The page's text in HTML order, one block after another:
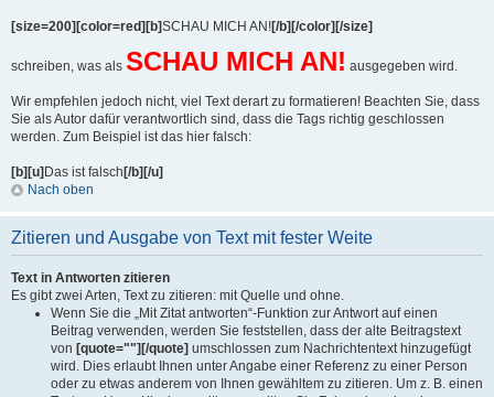
[size=200][color=red][b]SCHAU MICH AN![/b][/color][/size]
schreiben, was als SCHAU MICH AN! ausgegeben wird.
Wir empfehlen jedoch nicht, viel Text derart zu formatieren! Beachten Sie, dass
Sie als Autor dafür verantwortlich sind, dass die Tags richtig geschlossen
werden. Zum Beispiel ist das hier falsch:
[b][u] Das ist falsch [/b][/u]
Nach oben
Zitieren und Ausgabe von Text mit fester Weite
Text in Antworten zitieren
Es gibt zwei Arten, Text zu zitieren: mit Quelle und ohne.
Wenn Sie die „Mit Zitat antworten“-Funktion zur Antwort auf einen
Beitrag verwenden, werden Sie feststellen, dass der alte Beitragstext
von [quote=""][/quote] umschlossen zum Nachrichtentext hinzugefügt
wird. Dies erlaubt Ihnen unter Angabe einer Referenz zu einer Person
oder zu etwas anderem von Ihnen gewähltem zu zitieren. Um z. B. einen